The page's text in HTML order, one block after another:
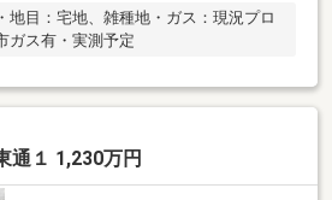
地目：宅地、雑種地・ガス：現況プロ
ガス有・実測予定
通１ 1,230万円